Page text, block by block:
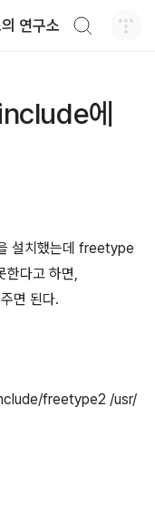
연구소
에
치했는데 freetype
한다고 하면,
면 된다.
freetype2 /usr/